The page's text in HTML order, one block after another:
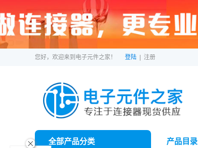
您好，欢迎来到电子元件之家！ 登陆 注册
全部产品分类 产品目录
ဆ